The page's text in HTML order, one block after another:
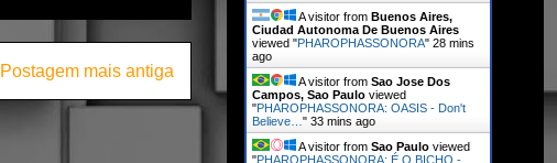
Postagem mais antiga
A visitor from Buenos Aires,
Ciudad Autonoma De Buenos Aires
viewed "PHAROPHASSONORA" 28 mins
ago
A visitor from Sao Jose Dos
Campos, Sao Paulo viewed
"PHAROPHASSONORA: OASIS - Don't
Believe… " 33 mins ago
A visitor from Sao Paulo viewed
"PHAROPHASSONORA: É O BICHO -